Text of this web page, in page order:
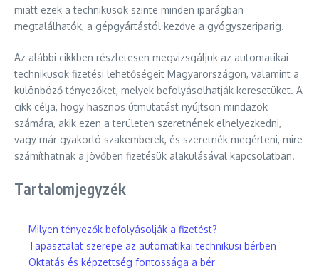
miatt ezek a technikusok szinte minden iparágban
megtalálhatók, a gépgyártástól kezdve a gyógyszeriparig.
Az alábbi cikkben részletesen megvizsgáljuk az automatikai
technikusok fizetési lehetőségeit Magyarországon, valamint a
különböző tényezőket, melyek befolyásolhatják keresetüket. A
cikk célja, hogy hasznos útmutatást nyújtson mindazok
számára, akik ezen a területen szeretnének elhelyezkedni,
vagy már gyakorló szakemberek, és szeretnék megérteni, mire
számíthatnak a jövőben fizetésük alakulásával kapcsolatban.
Tartalomjegyzék
Milyen tényezők befolyásolják a fizetést?
Tapasztalat szerepe az automatikai technikusi bérben
Oktatás és képzettség fontossága a bér